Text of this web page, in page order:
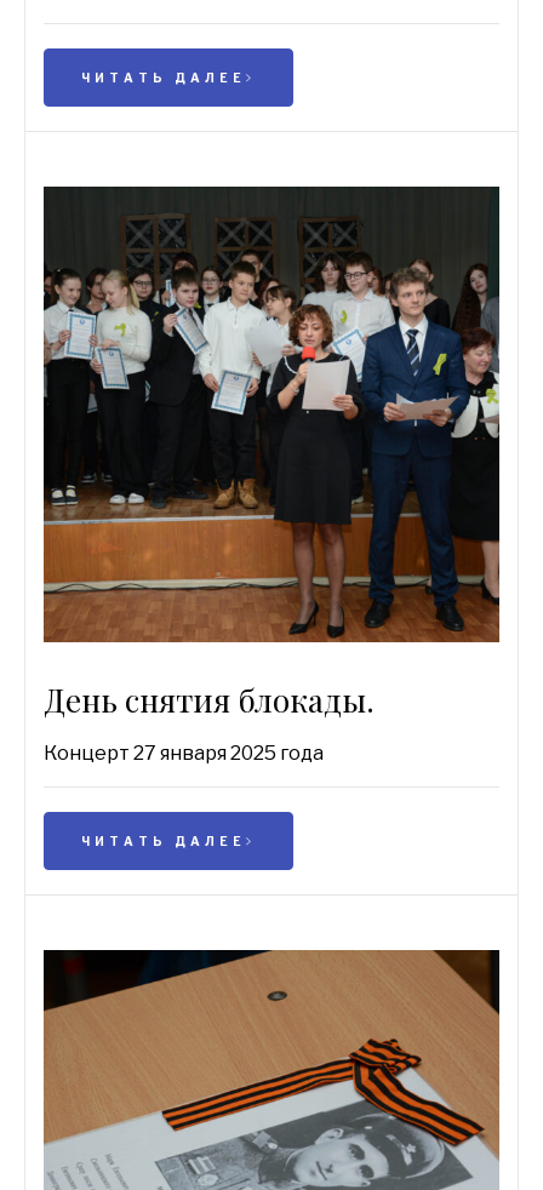
ЧИТАТЬ ДАЛЕЕ
День снятия блокады.
Концерт 27 января 2025 года
ЧИТАТЬ ДАЛЕЕ